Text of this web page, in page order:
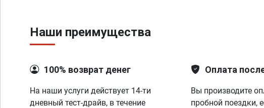
Наши преимущества
100% возврат денег
На наши услуги действует 14-ти
дневный тест-драйв, в течение
Оплата
Вы производите
пробной поездки,